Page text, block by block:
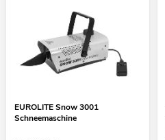
EUROLITE Snow 3001
Schneemaschine